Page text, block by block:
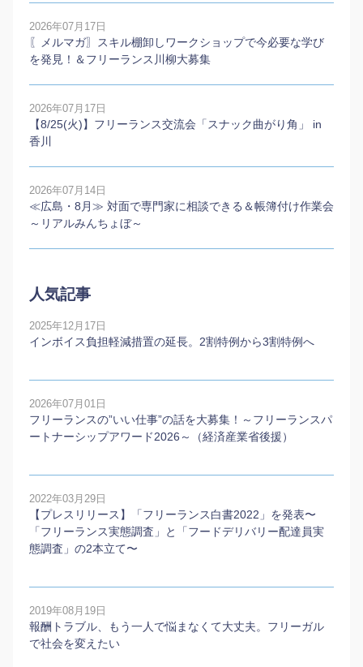
2026年07月17日
〖メルマガ〗スキル棚卸しワークショップで今必要な学び
を発見！＆フリーランス川柳大募集
2026年07月17日
【8/25(火)】フリーランス交流会「スナック曲がり角」 in
香川
2026年07月14日
≪広島・8月≫ 対面で専門家に相談できる＆帳簿付け作業会
～リアルみんちょぼ～
人気記事
2025年12月17日
インボイス負担軽減措置の延長。2割特例から3割特例へ
2026年07月01日
フリーランスの”いい仕事”の話を大募集！～フリーランスパ
ートナーシップアワード2026～（経済産業省後援）
2022年03月29日
【プレスリリース】「フリーランス白書2022」を発表〜
「フリーランス実態調査」と「フードデリバリー配達員実
態調査」の2本⽴て〜
2019年08月19日
報酬トラブル、もう一人で悩まなくて大丈夫。フリーガル
で社会を変えたい